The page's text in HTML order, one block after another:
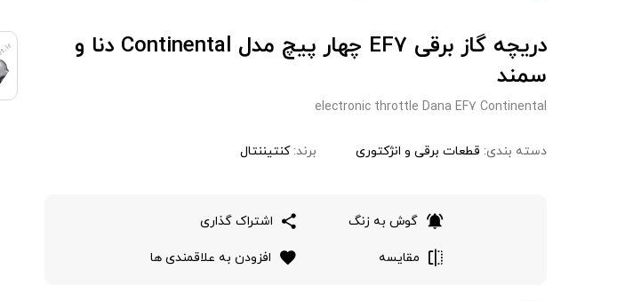
دریچه گاز برقی EF7 چهار پیچ مدل Continental دنا و
سمند
electronic throttle Dana EF7 Continental
دسته بندی: قطعات برقی و انژکتوری برند:کنتیننتال
گوش به زنگ اشتراک گذاری
مقایسه افزودن به علاقمندی ها